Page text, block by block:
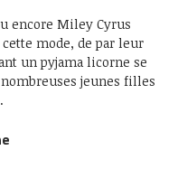
encore Miley Cyrus
mode, de par leur
un pyjama licorne se
jeunes filles